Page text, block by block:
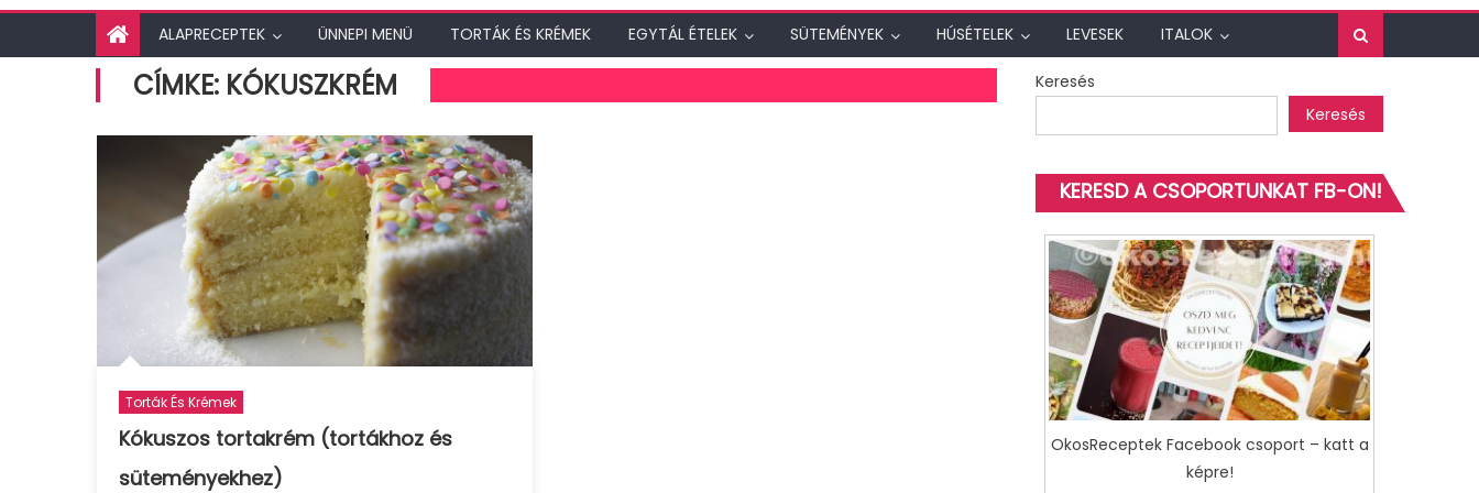
ALAPRECEPTEK ÜNNEPI MENÜ TORTÁK ÉS KRÉMEK EGYTÁL ÉTELEK SÜTEMÉNYEK HÚSÉTELEK LEVESEK ITALOK
CÍMKE: KÓKUSZKRÉM
Torták És Krémek
Kókuszos tortakrém (tortákhoz és
süteményekhez)
Keresés
Keresés
KERESD A CSOPORTUNKAT FB-ON!
OkosReceptek Facebook csoport – katt a
képre!